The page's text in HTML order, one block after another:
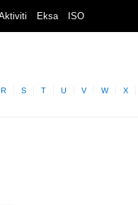
Eksa ISO
R S T U V W X